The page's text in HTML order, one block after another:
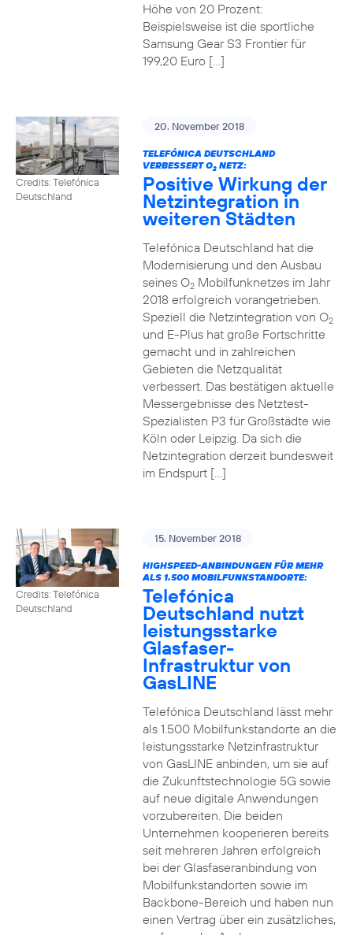
Höhe von 20 Prozent:
Beispielsweise ist die sportliche
Samsung Gear S3 Frontier für
199,20 Euro […]
Credits: Telefónica
Deutschland
20. November 2018
TELEFÓNICA DEUTSCHLAND
VERBESSERT O2NETZ:
Positive Wirkung der
Netzintegration in
weiteren Städten
Telefónica Deutschland hat die
Modernisierung und den Ausbau
seines O2Mobilfunknetzes im Jahr
2018 erfolgreich vorangetrieben.
Speziell die Netzintegration von O2
und E-Plus hat große Fortschritte
gemacht und in zahlreichen
Gebieten die Netzqualität
verbessert. Das bestätigen aktuelle
Messergebnisse des Netztest-
Spezialisten P3 für Großstädte wie
Köln oder Leipzig. Da sich die
Netzintegration derzeit bundesweit
im Endspurt […]
Credits: Telefónica
Deutschland
15. November 2018
HIGHSPEED-ANBINDUNGEN FÜR MEHR
ALS 1.500 MOBILFUNKSTANDORTE:
Telefónica
Deutschland nutzt
leistungsstarke
Glasfaser-
Infrastruktur von
GasLINE
Telefónica Deutschland lässt mehr
als 1.500 Mobilfunkstandorte an die
leistungsstarke Netzinfrastruktur
von GasLINE anbinden, um sie auf
die Zukunftstechnologie 5G sowie
auf neue digitale Anwendungen
vorzubereiten. Die beiden
Unternehmen kooperieren bereits
seit mehreren Jahren erfolgreich
bei der Glasfaseranbindung von
Mobilfunkstandorten sowie im
Backbone-Bereich und haben nun
einen Vertrag über ein zusätzliches,